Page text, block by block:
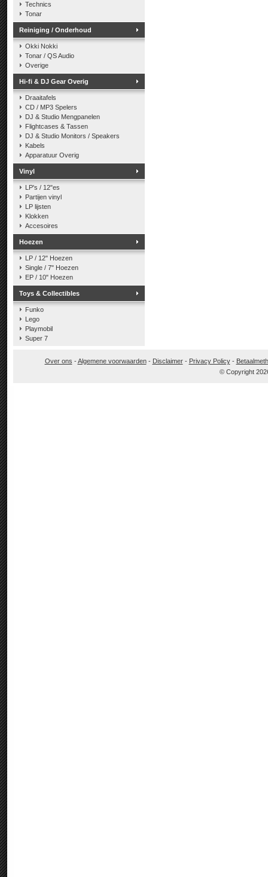
Technics
Tonar
Reiniging / Onderhoud
Okki Nokki
Tonar / QS Audio
Overige
Hi-fi & DJ Gear Overig
Draaitafels
CD / MP3 Spelers
DJ & Studio Mengpanelen
Flightcases & Tassen
DJ & Studio Monitors / Speakers
Kabels
Apparatuur Overig
Vinyl
LP's / 12"es
Partijen vinyl
LP lijsten
Klokken
Accesoires
Hoezen
LP / 12" Hoezen
Single / 7" Hoezen
EP / 10" Hoezen
Toys & Collectibles
Funko
Lego
Playmobil
Super 7
Over ons -Algemene voorwaarden- Disclaimer- Privacy Policy-
© Copyright